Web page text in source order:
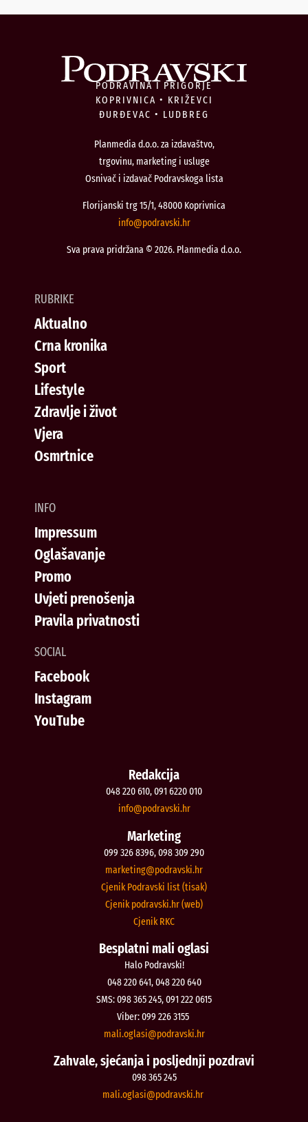
PODRAVINA I PRIGORJE
KOPRIVNICA • KRIŽEVCI
ĐURĐEVAC • LUDBREG
Planmedia d.o.o. za izdavaštvo,
trgovinu, marketing i usluge
Osnivač i izdavač Podravskoga lista
Florijanski trg 15/1, 48000 Koprivnica
rh.iksvardop
@ofni
Sva prava pridržana © 2026. Planmedia d.o.o.
RUBRIKE
Aktualno
Crna kronika
Sport
Lifestyle
Zdravlje i život
Vjera
Osmrtnice
INFO
Impressum
Oglašavanje
Promo
Uvjeti prenošenja
Pravila privatnosti
SOCIAL
Facebook
Instagram
YouTube
Redakcija
048 220 610, 091 6220 010
rh.iksvardop
@ofni
Marketing
099 326 8396, 098 309 290
rh.iksvardop
@gnitekram
Cjenik Podravski list (tisak)
Cjenik podravski.hr (web)
Cjenik RKC
Besplatni mali oglasi
Halo Podravski!
048 220 641, 048 220 640
SMS: 098 365 245, 091 222 0615
Viber: 099 226 3155
rh.iksvardop
@isalgo.ilam
Zahvale, sjećanja i posljednji pozdravi
098 365 245
rh.iksvardop
@isalgo.ilam